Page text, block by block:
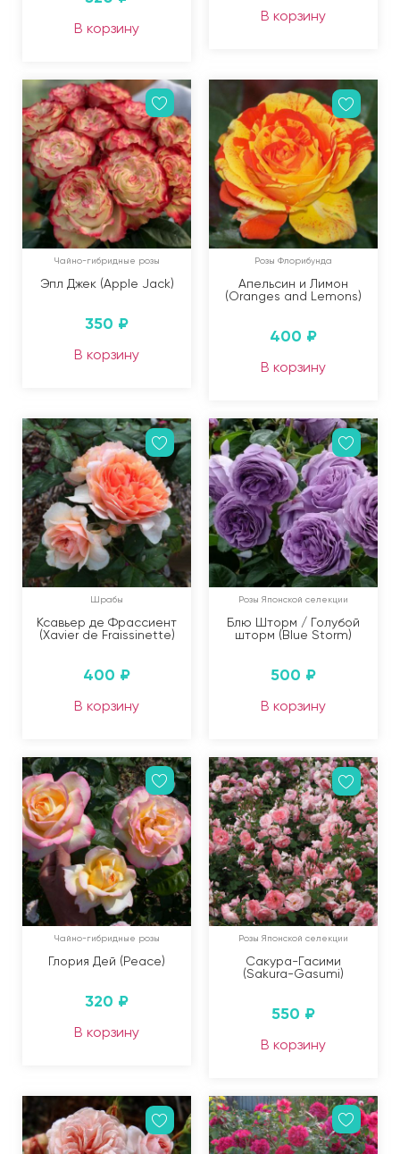
В корзину
В корзину
Чайно-гибридные розы
Эпл Джек (Apple Jack)
350 ₽
В корзину
Розы Флорибунда
Апельсин и Лимон
(Oranges and Lemons)
400 ₽
В корзину
Шрабы
Ксавьер де Фрассиент
(Xavier de Fraissinette)
400 ₽
В корзину
Розы Японской селекции
Блю Шторм / Голубой
шторм (Blue Storm)
500 ₽
В корзину
Чайно-гибридные розы
Глория Дей (Peace)
320 ₽
В корзину
Розы Японской селекции
Сакура-Гасими
(Sakura-Gasumi)
550 ₽
В корзину